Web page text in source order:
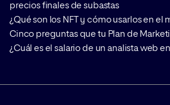
precios finales de subastas
¿Qué son los NFT y cómo usarlos en el
Cinco preguntas que tu Plan de
¿Cuál es el salario de un analista web